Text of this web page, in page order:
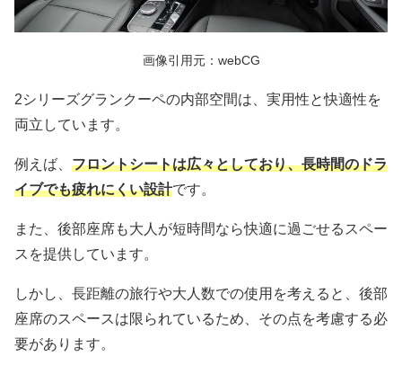
画像引用元：webCG
2シリーズグランクーペの内部空間は、実用性と快適性を
両立しています。
例えば、 フロントシートは広々としており、長時間のドラ
イブでも疲れにくい設計です。
また、後部座席も大人が短時間なら快適に過ごせるスペー
スを提供しています。
しかし、長距離の旅行や大人数での使用を考えると、後部
座席のスペースは限られているため、その点を考慮する必
要があります。